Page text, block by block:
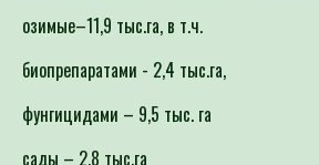
озимые–11,9 тыс.га, в т.ч.
биопрепаратами - 2,4 тыс.га,
фунгицидами – 9,5 тыс. га
сады – 2,8 тыс.га